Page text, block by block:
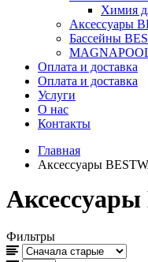
Химия
Аксессуары
Бассейны
MAGNAPOOL
Оплата и доставка
Оплата и доставка
Услуги
О нас
Контакты
Главная
Аксессуары
Фильтры